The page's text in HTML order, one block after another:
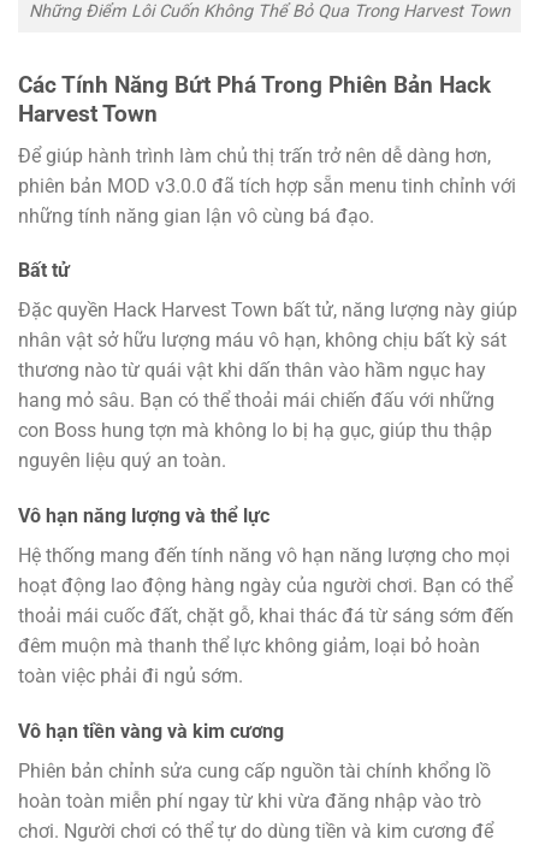
Những Điểm Lôi Cuốn Không Thể Bỏ Qua Trong Harvest Town
Các Tính Năng Bứt Phá Trong Phiên Bản Hack
Harvest Town
Để giúp hành trình làm chủ thị trấn trở nên dễ dàng hơn,
phiên bản MOD v3.0.0 đã tích hợp sẵn menu tinh chỉnh với
những tính năng gian lận vô cùng bá đạo.
Bất tử
Đặc quyền Hack Harvest Town bất tử, năng lượng này giúp
nhân vật sở hữu lượng máu vô hạn, không chịu bất kỳ sát
thương nào từ quái vật khi dấn thân vào hầm ngục hay
hang mỏ sâu. Bạn có thể thoải mái chiến đấu với những
con Boss hung tợn mà không lo bị hạ gục, giúp thu thập
nguyên liệu quý an toàn.
Vô hạn năng lượng và thể lực
Hệ thống mang đến tính năng vô hạn năng lượng cho mọi
hoạt động lao động hàng ngày của người chơi. Bạn có thể
thoải mái cuốc đất, chặt gỗ, khai thác đá từ sáng sớm đến
đêm muộn mà thanh thể lực không giảm, loại bỏ hoàn
toàn việc phải đi ngủ sớm.
Vô hạn tiền vàng và kim cương
Phiên bản chỉnh sửa cung cấp nguồn tài chính khổng lồ
hoàn toàn miễn phí ngay từ khi vừa đăng nhập vào trò
chơi. Người chơi có thể tự do dùng tiền và kim cương để